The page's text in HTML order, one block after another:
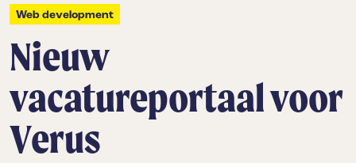
Web development
Nieuw
vacatureportaal voor
Verus